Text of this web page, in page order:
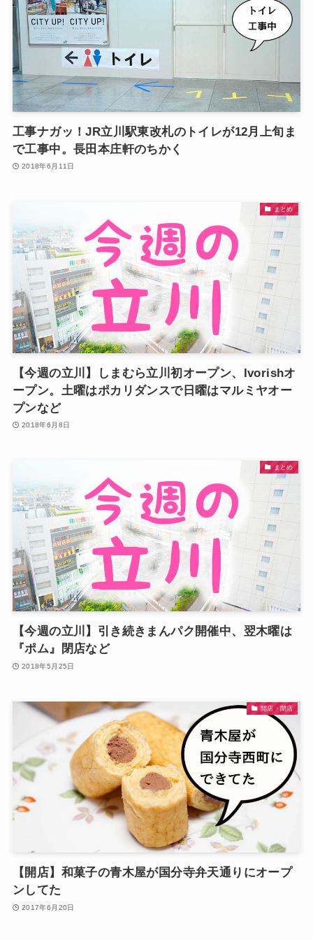
工事ナガッ！JR立川駅東改札のトイレが12月上旬ま
で工事中。長田本庄軒のちかく
2018年6月11日
まとめ
【今週の立川】しまむら立川初オープン、Ivorishオ
ープン。土曜はポカリダンスで日曜はマルミヤオー
プンなど
2018年6月8日
まとめ
【今週の立川】引き続きまんパク開催中、翌木曜は
『ポム』閉店など
2018年5月25日
開店・閉店
【開店】和菓子の青木屋が国分寺弁天通りにオープ
ンしてた
2017年6月20日